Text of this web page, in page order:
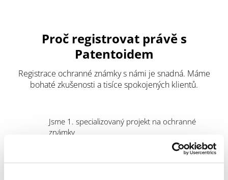
Proč registrovat právě s
Patentoidem
Registrace ochranné známky s námi je snadná. Máme
bohaté zkušenosti a tisíce spokojených klientů.
Jsme 1. specializovaný projekt na ochranné
známky
Spolupracujeme se špičkami v oboru